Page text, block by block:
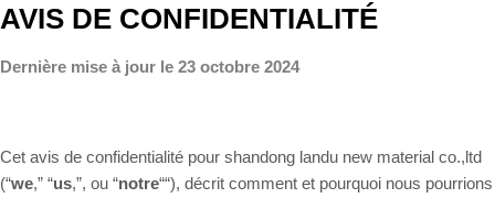
AVIS DE CONFIDENTIALITÉ
Dernière mise à jour le 23 octobre 2024
Cet avis de confidentialité pour shandong landu new material co.,ltd
(“we,” “us,”, ou “notre““), décrit comment et pourquoi nous pourrions